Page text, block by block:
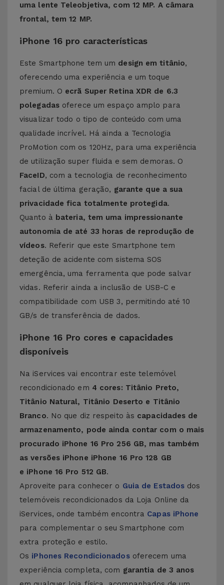
uma lente Teleobjetiva, com 12 MP. A câmara
frontal, tem 12 MP.
iPhone 16 pro características
Este Smartphone tem um design em titânio,
oferecendo uma experiência e um toque
premium. O ecrã Super Retina XDR de 6.3
polegadas oferece um espaço amplo para
visualizar todo o tipo de conteúdo com uma
qualidade incrível. Há ainda a Tecnologia
ProMotion com os 120Hz, para uma experiência
de utilização super fluida e sem demoras. O
FaceID, com a tecnologia de reconhecimento
facial de última geração, garante que a sua
privacidade fica totalmente protegida.
Quanto à bateria, tem uma impressionante
autonomia de até 33 horas de reprodução de
vídeos. Referir que este Smartphone tem
deteção de acidente com sistema SOS
emergência, uma ferramenta que pode salvar
vidas. Referir ainda a inclusão de USB-C e
compatibilidade com USB 3, permitindo até 10
GB/s de transferência de dados.
iPhone 16 Pro cores e capacidades
disponíveis
Na iServices vai encontrar este telemóvel
recondicionado em 4 cores: Titânio Preto,
Titânio Natural, Titânio Deserto e Titânio
Branco. No que diz respeito às capacidades de
armazenamento, pode ainda contar com o mais
procurado iPhone 16 Pro 256 GB, mas também
as versões iPhone iPhone 16 Pro 128 GB
e iPhone 16 Pro 512 GB.
Aproveite para conhecer o Guia de Estados dos
telemóveis recondicionados da Loja Online da
iServices, onde também encontra Capas iPhone
para complementar o seu Smartphone com
extra proteção e estilo.
Os iPhones Recondicionadosoferecem uma
experiência completa, com garantia de 3 anos